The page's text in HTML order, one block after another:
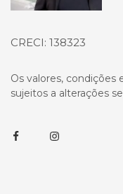
CRECI: 138323
Os valores, condições
sujeitos a alterações
FacebookInstagram